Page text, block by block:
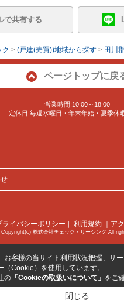
で共有する
ク > (戸建(売買))地域から探す > 田川
ページトップに戻
営業時間:10:00～18:00
定休日:毎週水曜日・年末年始・夏季休
ライバシーポリシー ｜ 利用規約 ｜ア
Copyright(c) 株式会社チェック・リーシング All
お客様の当サイト利用状況把握、サ
（Cookie）を使用しています。
の 「Cookieの取扱いについて」 をご
閉じる